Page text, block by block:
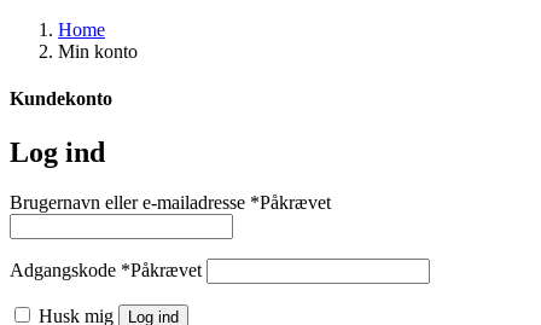
Home
Min konto
Kundekonto
Log ind
Brugernavn eller e-mailadresse *Påkrævet
Adgangskode *Påkrævet
Husk mig Log ind